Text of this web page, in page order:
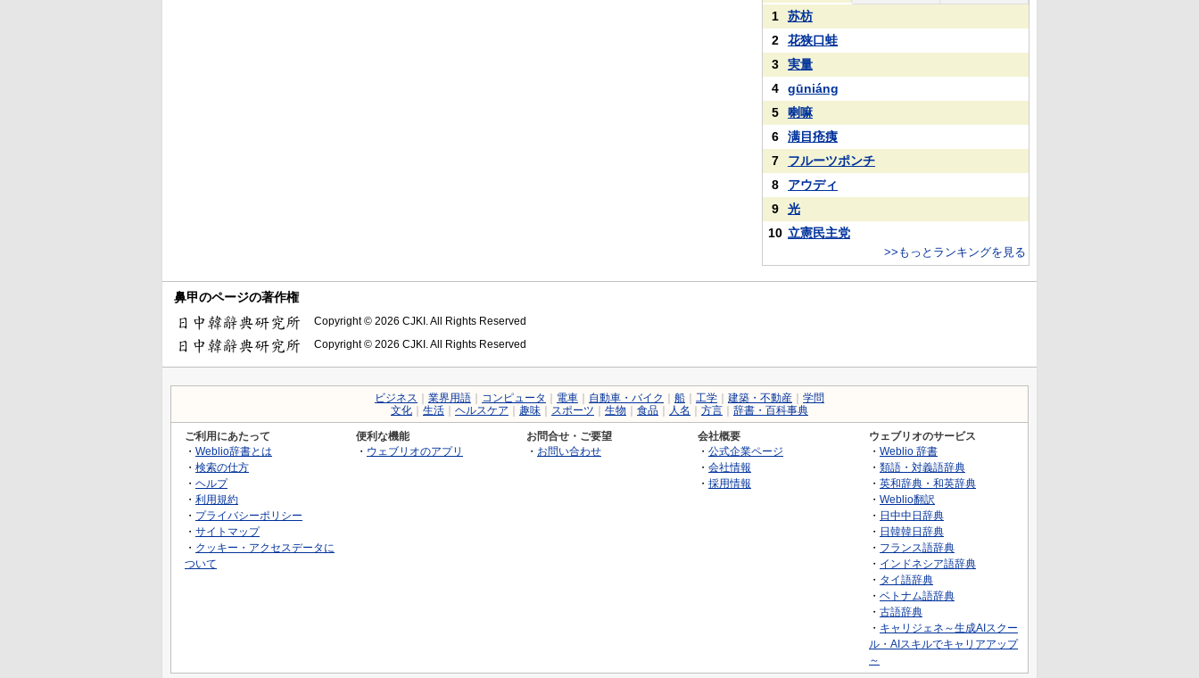
1
苏枋
2
花狭口蛙
3
実量
4
gūniáng
5
喇嘛
6
满目疮痍
7
フルーツポンチ
8
アウディ
9
光
10 立憲民主党
>>もっとランキングを見る
鼻甲のページの著作権
Copyright © 2026 CJKI. All Rights Reserved
Copyright © 2026 CJKI. All Rights Reserved
ビジネス 業界用語 コンピュータ 電車 自動車・バイク 船 工学 建築・不動産
学問
文化
生活 ヘルスケア 趣味 スポーツ 生物 食品 人名 方言 辞書・百科事典
ご利用にあたって
・ Weblio辞書とは
・ 検索の仕方
・ ヘルプ
・ 利用規約
・ プライバシーポリシー
・ サイトマップ
・ クッキー・アクセスデータに
ついて
便利な機能
・ ウェブリオのアプリ
お問合せ・ご要望
・ お問い合わせ
会社概要
・ 公式企業ページ
・ 会社情報
・ 採用情報
ウェブリオのサービス
・ Weblio 辞書
・ 類語・対義語辞典
・ 英和辞典・和英辞典
・ Weblio翻訳
・ 日中中日辞典
・ 日韓韓日辞典
・ フランス語辞典
・ インドネシア語辞典
・ タイ語辞典
・ ベトナム語辞典
・ 古語辞典
・ キャリジェネ～生成AIスクー
ル・AIスキルでキャリアアップ
～